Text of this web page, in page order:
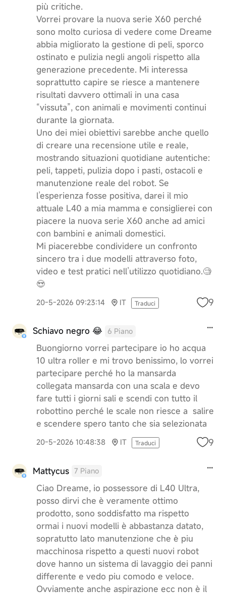
più critiche.
Vorrei provare la nuova serie X60 perché
sono molto curiosa di vedere come Dreame
abbia migliorato la gestione di peli, sporco
ostinato e pulizia negli angoli rispetto alla
generazione precedente. Mi interessa
soprattutto capire se riesce a mantenere
risultati davvero ottimali in una casa
“vissuta”, con animali e movimenti continui
durante la giornata.
Uno dei miei obiettivi sarebbe anche quello
di creare una recensione utile e reale,
mostrando situazioni quotidiane autentiche:
peli, tappeti, pulizia dopo i pasti, ostacoli e
manutenzione reale del robot. Se
l’esperienza fosse positiva, darei il mio
attuale L40 a mia mamma e consiglierei con
piacere la nuova serie X60 anche ad amici
con bambini e animali domestici.
Mi piacerebbe condividere un confronto
sincero tra i due modelli attraverso foto,
video e test pratici nell’utilizzo quotidiano.🧐
😍
20-5-2026 09:23:14 IT Traduci 9
Schiavo negro 😂 6 Piano
Buongiorno vorrei partecipare io ho acqua
10 ultra roller e mi trovo benissimo, lo vorrei
partecipare perché ho la mansarda
collegata mansarda con una scala e devo
fare tutti i giorni sali e scendi con tutto il
robottino perché le scale non riesce a salire
e scendere spero tanto che sia selezionata
20-5-2026 10:48:38 IT Traduci 9
Mattycus 7 Piano
Ciao Dreame, io possessore di L40 Ultra,
posso dirvi che è veramente ottimo
prodotto, sono soddisfatto ma rispetto
ormai i nuovi modelli è abbastanza datato,
sopratutto lato manutenzione che è piu
macchinosa rispetto a questi nuovi robot
dove hanno un sistema di lavaggio dei panni
differente e vedo piu comodo e veloce.
Ovviamente anche aspirazione ecc non è il